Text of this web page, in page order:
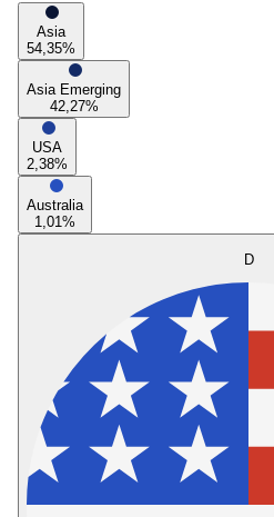
Asia
54,35%
Asia Emerging
42,27%
USA
2,38%
Australia
1,01%
D